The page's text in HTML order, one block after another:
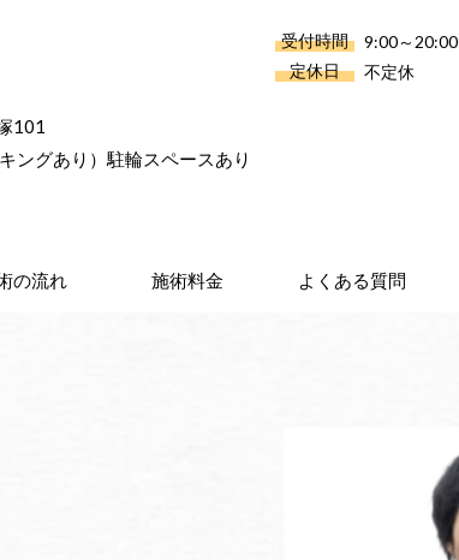
塚101
ングあり）駐輪スペースあり
受付時間
9:00～20:00
定休日
不定休
の流れ 施術料金 よくある質問